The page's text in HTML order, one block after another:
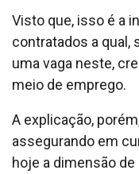
Visto que, isso é a
contratados a qual,
uma vaga neste,
meio de emprego.
A explicação,
assegurando em
hoje a dimensão